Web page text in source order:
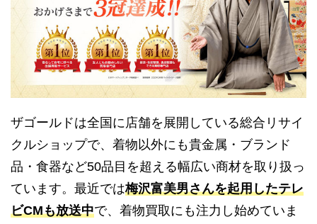
ザゴールドは全国に店舗を展開している総合リサイ
クルショップで、着物以外にも貴金属・ブランド
品・食器など50品目を超える幅広い商材を取り扱っ
ています。最近では梅沢富美男さんを起用したテレ
ビCMも放送中で、着物買取にも注力し始めていま